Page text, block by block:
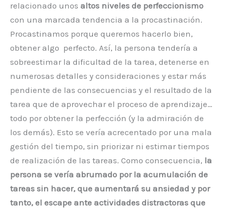
relacionado unos altos niveles de perfeccionismo
con una marcada tendencia a la procastinación.
Procastinamos porque queremos hacerlo bien,
obtener algo perfecto. Así, la persona tendería a
sobreestimar la dificultad de la tarea, detenerse en
numerosas detalles y consideraciones y estar más
pendiente de las consecuencias y el resultado de la
tarea que de aprovechar el proceso de aprendizaje…
todo por obtener la perfección (y la admiración de
los demás). Esto se vería acrecentado por una mala
gestión del tiempo, sin priorizar ni estimar tiempos
de realización de las tareas. Como consecuencia, la
persona se vería abrumado por la acumulación de
tareas sin hacer, que aumentará su ansiedad y por
tanto, el escape ante actividades distractoras que